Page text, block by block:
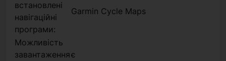
встановлені
навігаційні
програми:
Garmin Cycle Maps
Можливість
завантаженняє